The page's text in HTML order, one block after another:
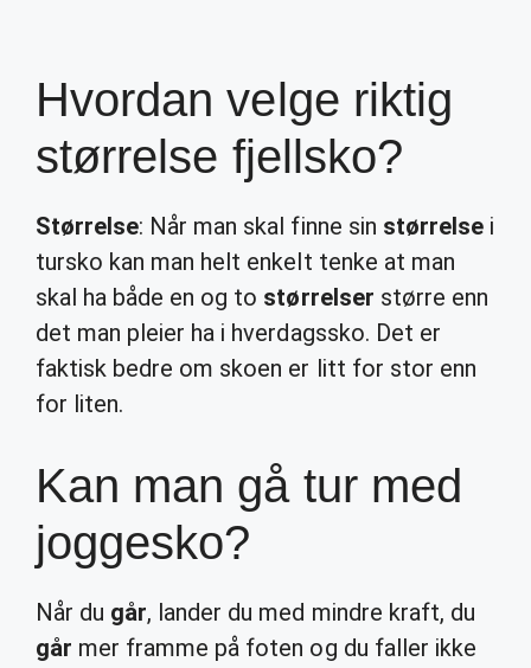
Hvordan velge riktig
størrelse fjellsko?
Størrelse: Når man skal finne sin størrelsei
tursko kan man helt enkelt tenke at man
skal ha både en og to størrelser større enn
det man pleier ha i hverdagssko. Det er
faktisk bedre om skoen er litt for stor enn
for liten.
Kan man gå tur med
joggesko?
Når du går, lander du med mindre kraft, du
går mer framme på foten og du faller ikke